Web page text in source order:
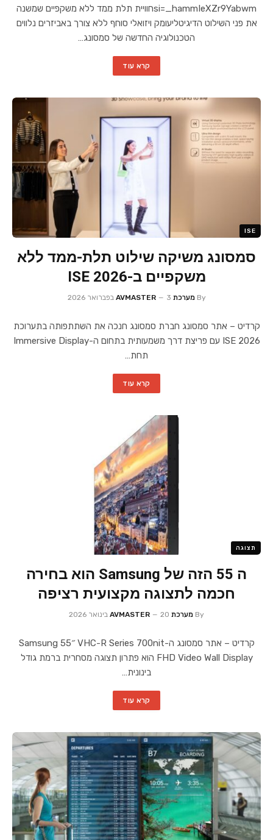
si=_hammIeXZr9Yabwmחוויית תלת ממד ללא משקפיים שמשנה
את פני השילוט הדיגיטליעומק ויזואלי סוחף ללא צורך באביזרים נלווים
הטכנולוגיה החדשה של סמסונג…
קרא עוד
ISE
סמסונג משיקה שילוט תלת-ממד ללא
משקפיים ב-ISE 2026
By מערכת AVMASTER 3 בפברואר 2026
קרדיט – אתר סמסונג חברת סמסונג חנכה את השתתפותה בתערוכת
ISE 2026 עם פריצת דרך משמעותית בתחום ה-Immersive Display
תחת…
קרא עוד
תצוגה
ה 55 הזה של Samsung הוא בחירה
חכמה לתצוגה מקצועית רציפה
By מערכת AVMASTER 20 בינואר 2026
קרדיט – אתר סמסונג ה-Samsung 55″ VHC-R Series 700nit
FHD Video Wall Display הוא פתרון תצוגה מסחרית ברמת גודל
בינונית…
קרא עוד